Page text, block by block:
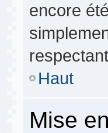
encore
Haut
Mise